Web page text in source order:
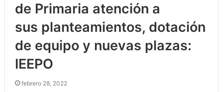
de Primaria atención a
sus planteamientos, dotación
de equipo y nuevas plazas:
IEEPO
febrero 28, 2022